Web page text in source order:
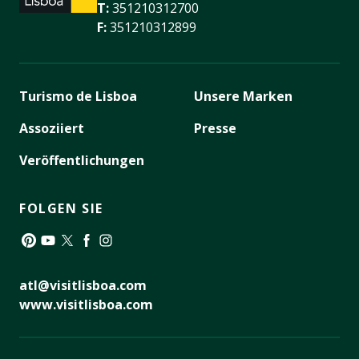
T:351210312700
F:351210312899
Turismo de Lisboa
Assoziiert
Veröffentlichungen
Unsere Marken
Presse
FOLGEN SIE
atl@visitlisboa.com
www.visitlisboa.com